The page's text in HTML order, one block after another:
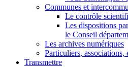
Communes et
Le contrôle
Les dispositions
le Conseil
Les archives numériques
Particuliers, associations,
Transmettre